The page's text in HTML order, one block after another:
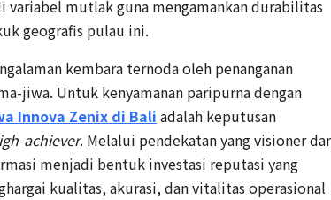
mutlak guna mengamankan durabilitas
geografis pulau ini.
kembara ternoda oleh penanganan
jiwa. Untuk kenyamanan paripurna dengan
Innova Zenix di Bali adalah keputusan
achiever. Melalui pendekatan yang visioner
menjadi bentuk investasi reputasi yang
kualitas, akurasi, dan vitalitas operasional